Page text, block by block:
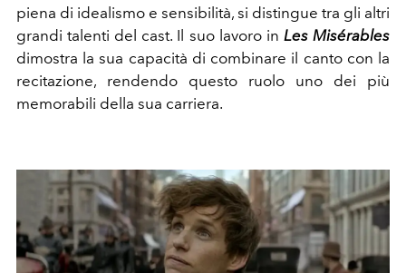
piena di idealismo e sensibilità, si distingue tra gli altri
grandi talenti del cast. Il suo lavoro in Les Misérables
dimostra la sua capacità di combinare il canto con la
recitazione, rendendo questo ruolo uno dei più
memorabili della sua carriera.